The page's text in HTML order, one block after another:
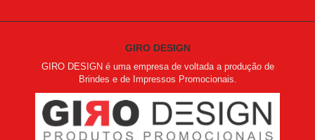
GIRO DESIGN
GIRO DESIGN é uma empresa de voltada a produção de
Brindes e de Impressos Promocionais.